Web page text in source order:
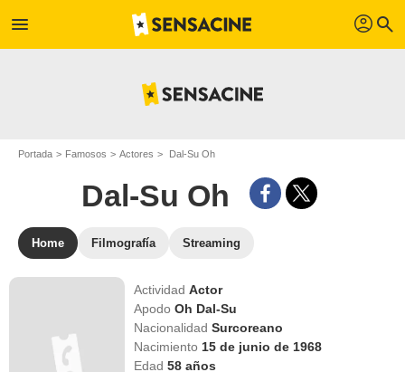
menu profil search
Portada Famosos Actores Dal-Su Oh
Dal-Su Oh
Home Filmografía Streaming
ActividadActor
ApodoOh Dal-Su
NacionalidadSurcoreano
Nacimiento 15 de junio de 1968
Edad58 años